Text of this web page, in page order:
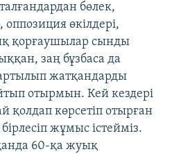
бөлек,
оппозиция өкілдері,
қорғаушылар сынды
заң бұзбаса да
жатқандарды
отырмын. Кей кездері
қолдап көрсетіп отырған
жұмыс істейміз.
60-қа жуық